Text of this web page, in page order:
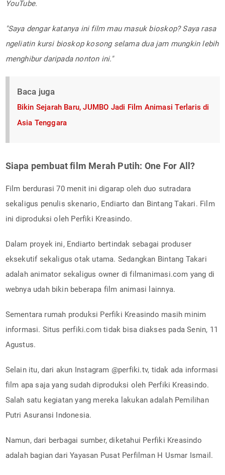
YouTube.
"Saya dengar katanya ini film mau masuk bioskop? Saya rasa
ngeliatin kursi bioskop kosong selama dua jam mungkin lebih
menghibur daripada nonton ini."
Baca juga
Bikin Sejarah Baru, JUMBO Jadi Film Animasi Terlaris di
Asia Tenggara
Siapa pembuat film Merah Putih: One For All?
Film berdurasi 70 menit ini digarap oleh duo sutradara
sekaligus penulis skenario, Endiarto dan Bintang Takari. Film
ini diproduksi oleh Perfiki Kreasindo.
Dalam proyek ini, Endiarto bertindak sebagai produser
eksekutif sekaligus otak utama. Sedangkan Bintang Takari
adalah animator sekaligus owner di filmanimasi.com yang di
webnya udah bikin beberapa film animasi lainnya.
Sementara rumah produksi Perfiki Kreasindo masih minim
informasi. Situs perfiki.com tidak bisa diakses pada Senin, 11
Agustus.
Selain itu, dari akun Instagram @perfiki.tv, tidak ada informasi
film apa saja yang sudah diproduksi oleh Perfiki Kreasindo.
Salah satu kegiatan yang mereka lakukan adalah Pemilihan
Putri Asuransi Indonesia.
Namun, dari berbagai sumber, diketahui Perfiki Kreasindo
adalah bagian dari Yayasan Pusat Perfilman H Usmar Ismail.